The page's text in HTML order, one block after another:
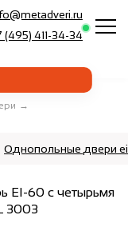
(495) 411-34-34
→
Однопольные двери
EI-60 с четырьмя
3003